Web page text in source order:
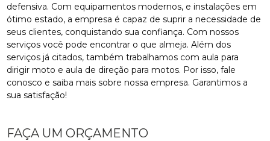
defensiva. Com equipamentos modernos, e instalações em
ótimo estado, a empresa é capaz de suprir a necessidade de
seus clientes, conquistando sua confiança. Com nossos
serviços você pode encontrar o que almeja. Além dos
serviços já citados, também trabalhamos com aula para
dirigir moto e aula de direção para motos. Por isso, fale
conosco e saiba mais sobre nossa empresa. Garantimos a
sua satisfação!
FAÇA UM ORÇAMENTO